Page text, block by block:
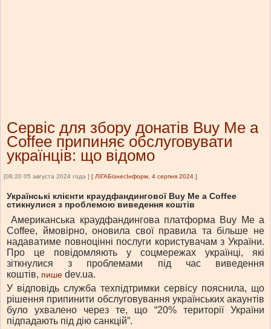
Сервіс для збору донатів Buy Me a
Coffee припиняє обслуговувати
українців: що відомо
[08:20 05 августа 2024 года ] [ ЛІГАБізнесІнформ, 4 серпня 2024 ]
Українські клієнти краудфандингової Buy Me a Coffee
стикнулися з проблемою виведення коштів
Американська краудфандингова платформа Buy Me a
Coffee, ймовірно, оновила свої правила та більше не
надаватиме повноцінні послуги користувачам з України.
Про це повідомляють у соцмережах українці, які
зіткнулися з проблемами під час виведення
коштів, пише dev.ua.
У відповідь служба техпідтримки сервісу пояснила, що
рішення припинити обслуговування українських акаунтів
було ухвалено через те, що “20% території України
підпадають під дію санкцій”.